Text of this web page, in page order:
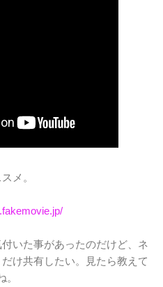
メ。
いた事があったのだけど、ネ
け共有したい。見たら教えて
。